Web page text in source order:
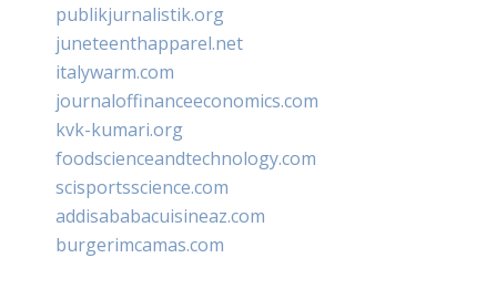
publikjurnalistik.org
juneteenthapparel.net
italywarm.com
journaloffinanceeconomics.com
kvk-kumari.org
foodscienceandtechnology.com
scisportsscience.com
addisababacuisineaz.com
burgerimcamas.com